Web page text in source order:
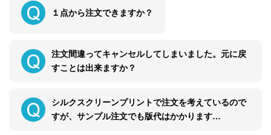
１点から注文できますか？
注文間違ってキャンセルしてしまいました。元に戻
すことは出来ますか？
シルクスクリーンプリントで注文を考えているので
すが、サンプル注文でも版代はかかります…